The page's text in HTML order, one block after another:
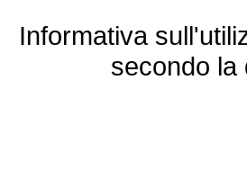
Informativa
secondo